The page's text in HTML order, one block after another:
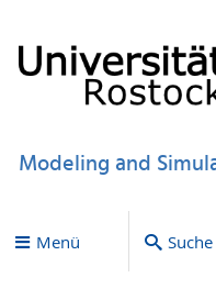
Modeling and
Menü Suche